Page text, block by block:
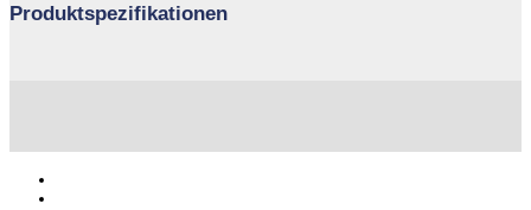
Produktspezifikationen